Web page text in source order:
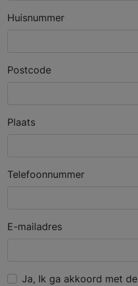
Huisnummer
Postcode
Plaats
Telefoonnummer
E-mailadres
Ja, Ik ga akkoord met de